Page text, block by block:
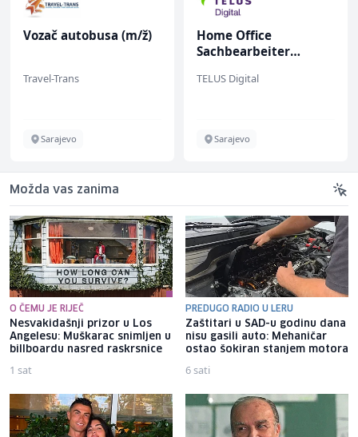
Vozač autobusa (m/ž)
Travel-Trans
Sarajevo
Home Office
Sachbearbeiter
bekannten deutschen
TELUS Digital
Sarajevo
Možda vas zanima
O ČEMU JE RIJEČ
Nesvakidašnji prizor u Los
Angelesu: Muškarac snimljen u
billboardu nasred raskrsnice
1 sat
PREDUGO RADIO U LERU
Zaštitari u SAD-u godinu dana
nisu gasili auto: Mehaničar
ostao šokiran stanjem motora
6 sati